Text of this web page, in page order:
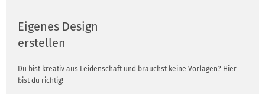
Eigenes Design
erstellen
Du bist kreativ aus Leidenschaft und brauchst keine Vorlagen? Hier
bist du richtig!